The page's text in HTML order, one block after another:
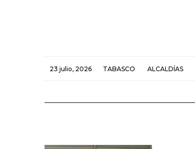
23 julio, 2026 TABASCO ALCALDÍAS